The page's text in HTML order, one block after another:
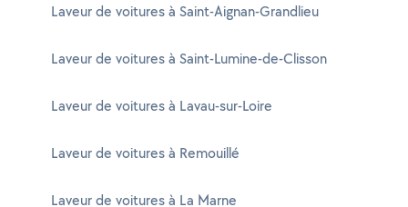
Laveur de voitures à Saint-Aignan-Grandlieu
Laveur de voitures à Saint-Lumine-de-Clisson
Laveur de voitures à Lavau-sur-Loire
Laveur de voitures à Remouillé
Laveur de voitures à La Marne